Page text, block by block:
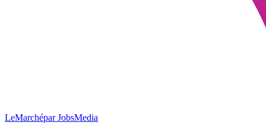
LeMarchépar JobsMedia